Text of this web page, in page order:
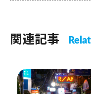
関連記事